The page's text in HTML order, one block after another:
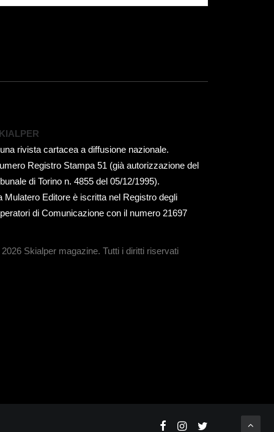
rivista cartacea a diffusione nazionale.
Registro Stampa 51 (già autorizzazione del
di Torino n. 4855 del 05/12/1995).
Mulatero Editore è iscritta nel Registro degli
di Comunicazione con il numero 21697
Skialper magazine. Tutti i diritti riservati